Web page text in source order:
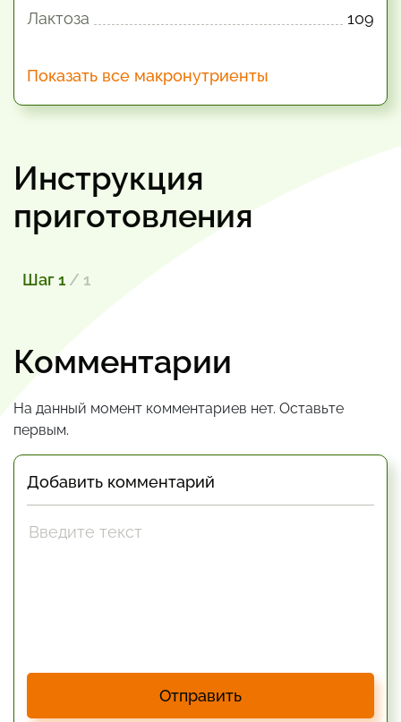
Лактоза
109
Показать все макронутриенты
Инструкция
приготовления
Шаг 1 / 1
Комментарии
На данный момент комментариев нет. Оставьте
первым.
Добавить комментарий
Отправить